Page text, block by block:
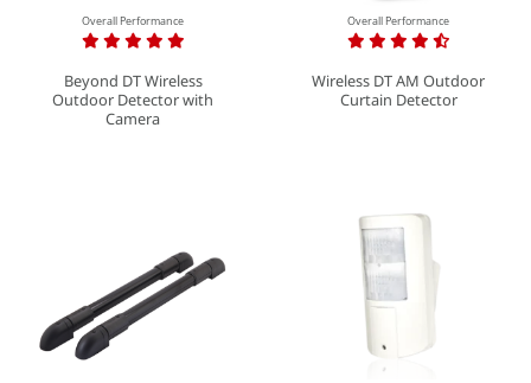
Overall Performance
Beyond DT Wireless
Outdoor Detector with
Camera
Overall Performance
Wireless DT AM Outdoor
Curtain Detector